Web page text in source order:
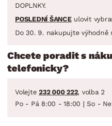
DOPLNKY.
POSLEDNÍ ŠANCEulovit
Do 30. 9. nakupujte výhodně
Chcete poradit s
telefonicky?
Volejte 232 000 222, volba 2
Po - Pá 8:00 - 18:00 | So -